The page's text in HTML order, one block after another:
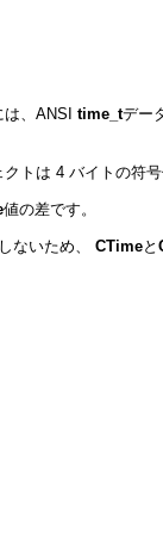
、ANSI time_tデー
クトは 4 バイトの符
値の差です。
ないため、 CTimeと